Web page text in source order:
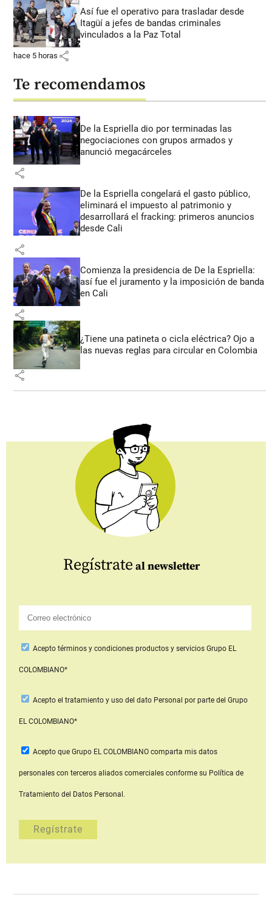
Así fue el operativo para trasladar desde
Itagüí a jefes de bandas criminales
vinculados a la Paz Total
hace 5 horas share
Te recomendamos
De la Espriella dio por terminadas las
negociaciones con grupos armados y
anunció megacárceles
share
De la Espriella congelará el gasto público,
eliminará el impuesto al patrimonio y
desarrollará el fracking: primeros anuncios
desde Cali
share
Comienza la presidencia de De la Espriella:
así fue el juramento y la imposición de banda
en Cali
share
¿Tiene una patineta o cicla eléctrica? Ojo a
las nuevas reglas para circular en Colombia
share
Regístrate al newsletter
Aceptotérminos y condiciones productos y serviciosGrupo EL
COLOMBIANO*
Acepto el tratamiento y uso del dato Personal por parte del Grupo
EL COLOMBIANO*
Acepto que Grupo EL COLOMBIANOcomparta mis datos
personales con terceros aliados comerciales conforme su Política de
Tratamiento del Datos Personal.